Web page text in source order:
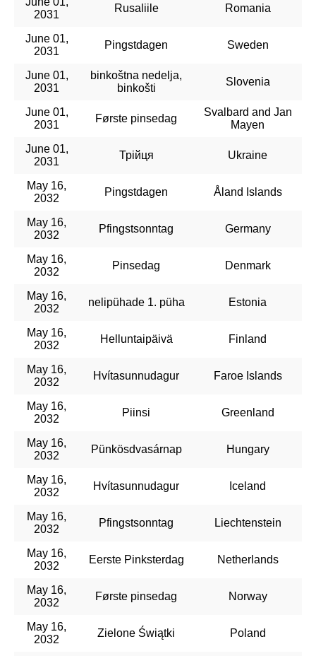
2031
Rusaliile Romania
June 01,
2031
Pingstdagen Sweden
June 01,
2031
binkoštna nedelja,
binkošti
Slovenia
June 01,
2031
Første pinsedag
Svalbard and Jan
Mayen
June 01,
2031
Трійця Ukraine
May 16,
2032
Pingstdagen Åland Islands
May 16,
2032
Pfingstsonntag Germany
May 16,
2032
Pinsedag Denmark
May 16,
2032
nelipühade 1. püha Estonia
May 16,
2032
Helluntaipäivä Finland
May 16,
2032
Hvítasunnudagur Faroe Islands
May 16,
2032
Piinsi Greenland
May 16,
2032
Pünkösdvasárnap Hungary
May 16,
2032
Hvítasunnudagur Iceland
May 16,
2032
Pfingstsonntag Liechtenstein
May 16,
2032
Eerste Pinksterdag Netherlands
May 16,
2032
Første pinsedag Norway
May 16,
2032
Zielone Świątki Poland